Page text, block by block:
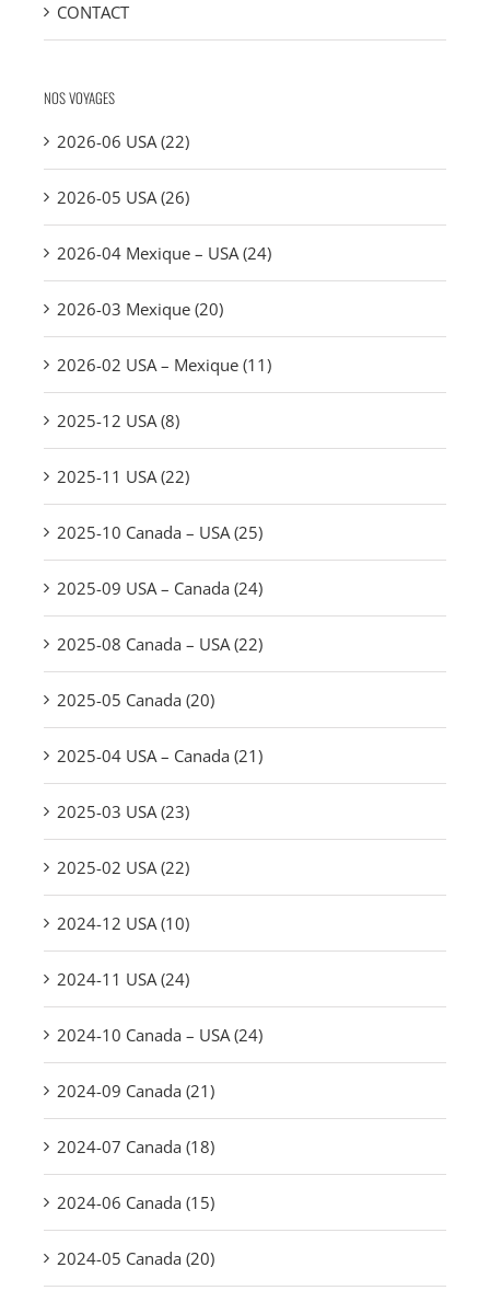
CONTACT
NOS VOYAGES
2026-06 USA (22)
2026-05 USA (26)
2026-04 Mexique – USA (24)
2026-03 Mexique (20)
2026-02 USA – Mexique (11)
2025-12 USA (8)
2025-11 USA (22)
2025-10 Canada – USA (25)
2025-09 USA – Canada (24)
2025-08 Canada – USA (22)
2025-05 Canada (20)
2025-04 USA – Canada (21)
2025-03 USA (23)
2025-02 USA (22)
2024-12 USA (10)
2024-11 USA (24)
2024-10 Canada – USA (24)
2024-09 Canada (21)
2024-07 Canada (18)
2024-06 Canada (15)
2024-05 Canada (20)